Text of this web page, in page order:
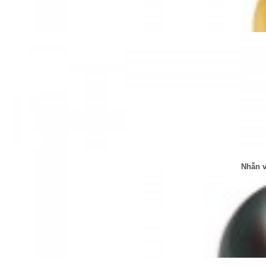
Nhẫn